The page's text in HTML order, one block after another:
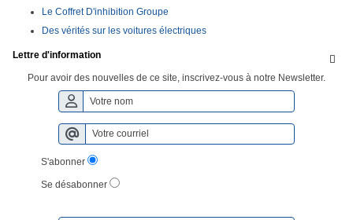
Le Coffret D'inhibition Groupe
Des vérités sur les voitures électriques

Lettre d'information
Pour avoir des nouvelles de ce site, inscrivez-vous à notre Newsletter.
S'abonner
Se désabonner